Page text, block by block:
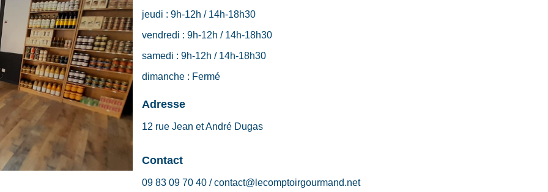
jeudi : 9h-12h / 14h-18h30
vendredi : 9h-12h / 14h-18h30
samedi : 9h-12h / 14h-18h30
dimanche : Fermé
Adresse
12 rue Jean et André Dugas
Contact
09 83 09 70 40 / contact@lecomptoirgourmand.net